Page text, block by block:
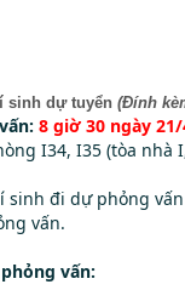
sinh dự tuyển (Đính
8 giờ 30 ngày
I34, I35 (tòa
sinh đi dự phỏng
vấn.
vấn: